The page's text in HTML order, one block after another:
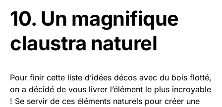
10. Un magnifique
claustra naturel
Pour finir cette liste d’idées décos avec du bois flotté,
on a décidé de vous livrer l’élément le plus incroyable
! Se servir de ces éléments naturels pour créer une